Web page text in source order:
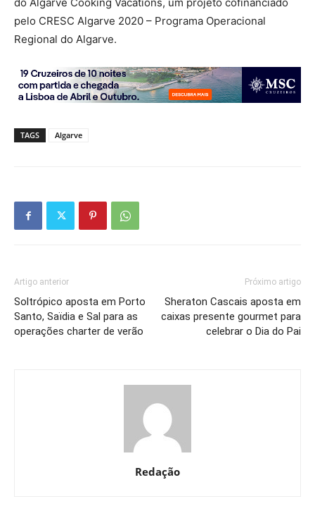
do Algarve Cooking Vacations, um projeto cofinanciado
pelo CRESC Algarve 2020 – Programa Operacional
Regional do Algarve.
TAGS Algarve
Artigo anterior
Soltrópico aposta em Porto
Santo, Saïdia e Sal para as
operações charter de verão
Próximo artigo
Sheraton Cascais aposta em
caixas presente gourmet para
celebrar o Dia do Pai
Redação